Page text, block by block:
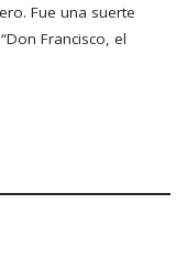
Fue una suerte
Francisco, el